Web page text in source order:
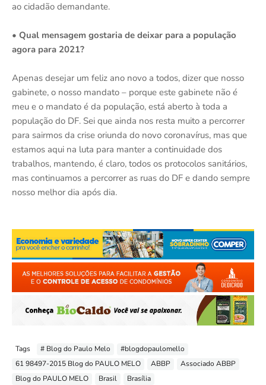
ao cidadão demandante.
• Qual mensagem gostaria de deixar para a população
agora para 2021?
Apenas desejar um feliz ano novo a todos, dizer que nosso
gabinete, o nosso mandato – porque este gabinete não é
meu e o mandato é da população, está aberto à toda a
população do DF. Sei que ainda nos resta muito a percorrer
para sairmos da crise oriunda do novo coronavírus, mas que
estamos aqui na luta para manter a continuidade dos
trabalhos, mantendo, é claro, todos os protocolos sanitários,
mas continuamos a percorrer as ruas do DF e dando sempre
nosso melhor dia após dia.
Tags # Blog do Paulo Melo
#blogdopaulomello
61 98497-2015 Blog do PAULO MELO
ABBP
Associado ABBP
Blog do PAULO MELO
Brasil Brasília